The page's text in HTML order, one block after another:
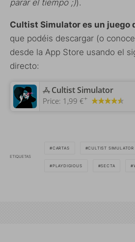
parar el tiempo ;)).
Cultist Simulator es un juego
que podéis descargar (o
desde la App Store usando el
directo:
‎Cultist Simulator
Price: 1,99 €+
ETIQUETAS
CARTAS CULTIST SIMULATOR
PLAYDIGIOUS SECTA